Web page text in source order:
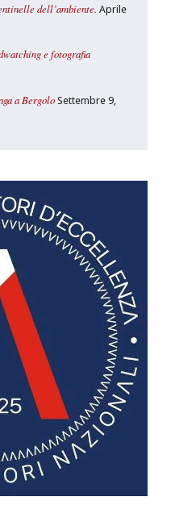
dell’ambiente. Aprile
e fotografia
a Bergolo Settembre 9,